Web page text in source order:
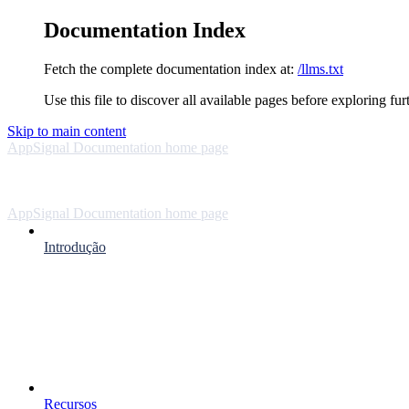
Documentation Index
Fetch the complete documentation index at: /llms.txt
Use this file to discover all available pages before exploring
Skip to main content
AppSignal Documentation home page
AppSignal Documentation home page
Introdução
Recursos